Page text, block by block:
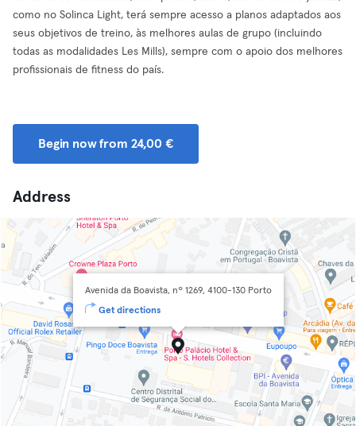
como no Solinca Light, terá sempre acesso a planos adaptados aos
seus objetivos de treino, às melhores aulas de grupo (incluindo
todas as modalidades Les Mills), sempre com o apoio dos melhores
profissionais de fitness do país.
Begin now from 24,00 €
Address
Avenida da Boavista, nº 1269, 4100-130 Porto
Get directions